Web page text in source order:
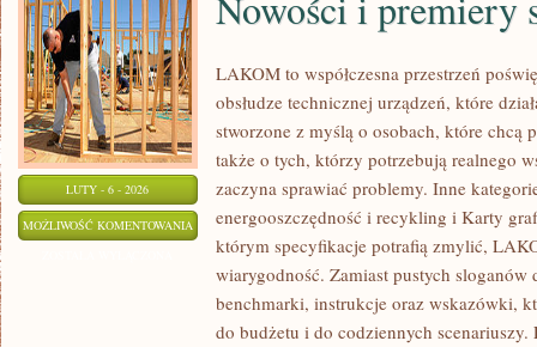
LUTY - 6 - 2026
MOŻLIWOŚĆ KOMENTOWANIA NOWOŚCI
PREMIERY
SPRZĘTU
LAKOM to współczesna przestrzeń
obsłudze technicznej urządzeń, które
stworzone z myślą o osobach, które chcą
także o tych, którzy potrzebują realnego
zaczyna sprawiać problemy. Inne
energooszczędność i recykling i Karty
którym specyfikacje potrafią zmylić,
wiarygodność. Zamiast pustych sloganów
benchmarki, instrukcje oraz wskazówki,
do budżetu i do codziennych